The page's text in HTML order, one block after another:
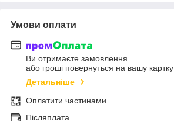
Умови оплати
Ви отримаєте замовлення
або гроші повернуться на вашу картку
Детальніше
Оплатити частинами
Післяплата